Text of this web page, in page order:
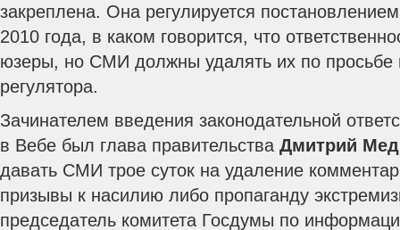
закреплена. Она регулируется
2010 года, в каком говорится, что
юзеры, но СМИ должны удалять их по просьбе
регулятора.
Зачинателем введения законодательной
в Вебе был глава правительства Дмитрий
давать СМИ трое суток на удаление
призывы к насилию либо пропаганду
председатель комитета Госдумы по